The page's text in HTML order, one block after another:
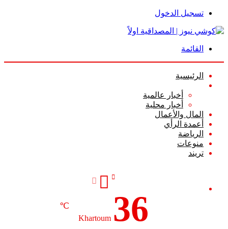
تسجيل الدخول
القائمة
الرئيسية
أخبار عالمية
أخبار محلية
المال والأعمال
أعمدة الرأي
الرياضة
منوعات
تريند
Khartoum 36
℃